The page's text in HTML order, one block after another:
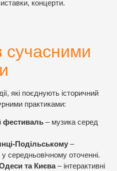
концерти.
сучасними
які поєднують історичний
практиками:
фестиваль – музика серед
Подільському –
у середньовічному оточенні.
та Києва– інтерактивні